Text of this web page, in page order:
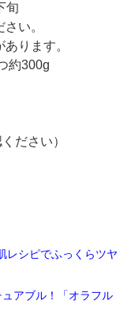
旬
い。
ます。
約300g
ださい）
レシピでふっくらツヤ
アブル！「オラフル